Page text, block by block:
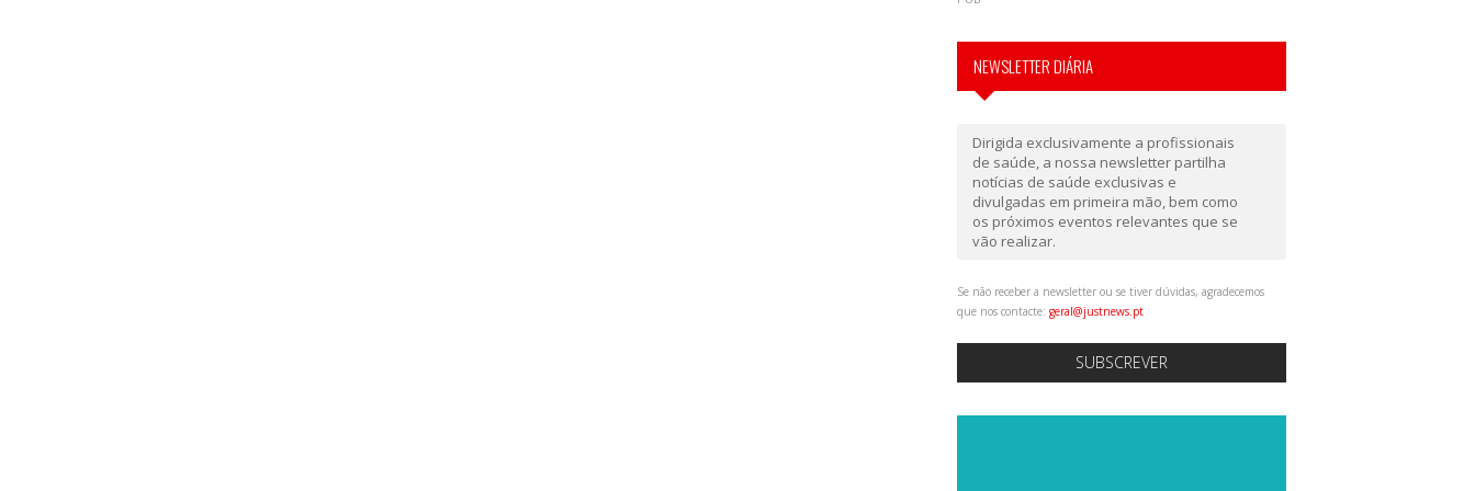
NEWSLETTER DIÁRIA
Dirigida exclusivamente a profissionais
de saúde, a nossa newsletter partilha
notícias de saúde exclusivas e
divulgadas em primeira mão, bem como
os próximos eventos relevantes que se
vão realizar.
Se não receber a newsletter ou se tiver dúvidas, agradecemos
que nos contacte: geral@justnews.pt
SUBSCREVER